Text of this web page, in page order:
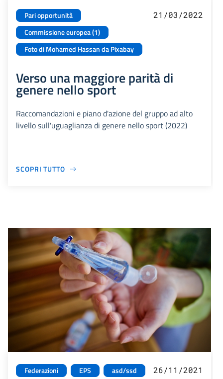
Pari opportunità
Commissione europea (1)
Foto di Mohamed Hassan da Pixabay
21/03/2022
Verso una maggiore parità di
genere nello sport
Raccomandazioni e piano d'azione del gruppo ad alto
livello sull'uguaglianza di genere nello sport (2022)
SCOPRI TUTTO
Federazioni EPS asd/ssd 26/11/2021